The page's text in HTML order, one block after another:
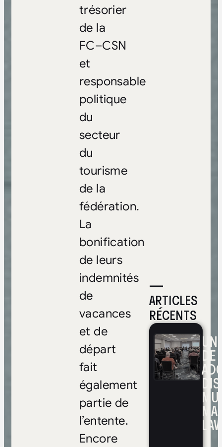
—
ARTICLES
RÉCENTS
DE
trésorier
de la
FC–CSN
et
responsable
politique
du
secteur
du
tourisme
de la
fédération.
La
bonification
de leurs
indemnités
de
vacances
et de
départ
fait
également
partie de
l’entente.
Encore